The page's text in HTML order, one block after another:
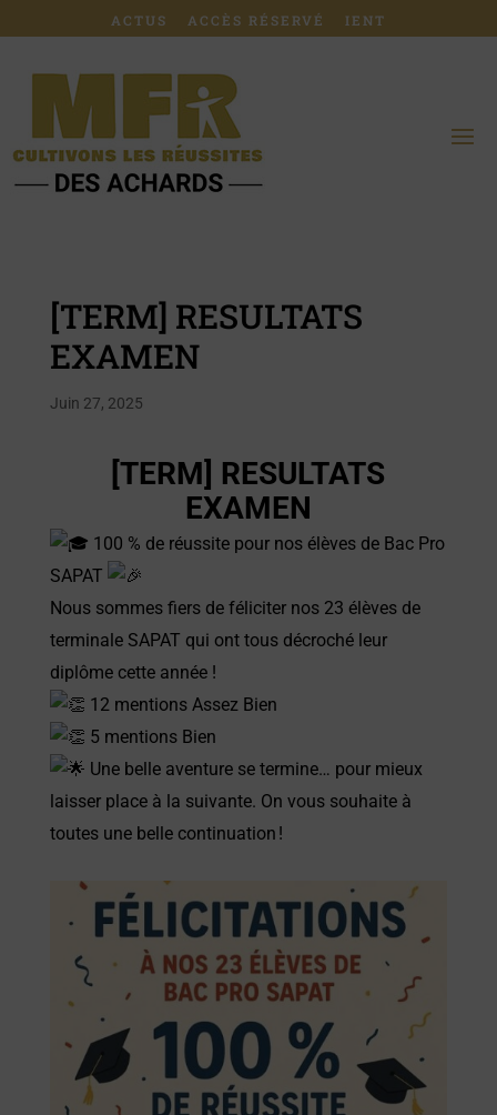
ACTUS ACCÈS RÉSERVÉ IENT
[TERM] RESULTATS
EXAMEN
Juin 27, 2025
[TERM] RESULTATS
EXAMEN
100 % de réussite pour nos élèves de Bac Pro
SAPAT
Nous sommes fiers de féliciter nos 23 élèves de
terminale SAPAT qui ont tous décroché leur
diplôme cette année !
12 mentions Assez Bien
5 mentions Bien
Une belle aventure se termine… pour mieux
laisser place à la suivante. On vous souhaite à
toutes une belle continuation !